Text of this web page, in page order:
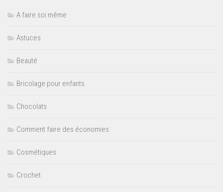
A faire soi même
Astuces
Beauté
Bricolage pour enfants
Chocolats
Comment faire des économies
Cosmétiques
Crochet